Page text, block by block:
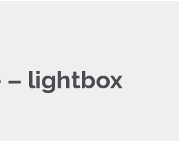
– lightbox